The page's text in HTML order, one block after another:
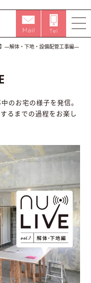
】―解体・下地・設備配管工事編―
のお宅の様子を発信。
るまでの過程をお楽し